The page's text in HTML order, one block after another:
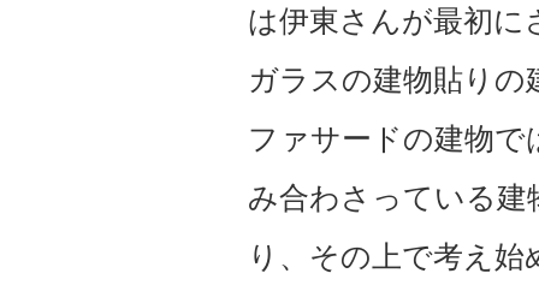
は伊東さんが最初に
ガラスの建物貼り
ファサードの建物
み合わさっている
り、その上で考え